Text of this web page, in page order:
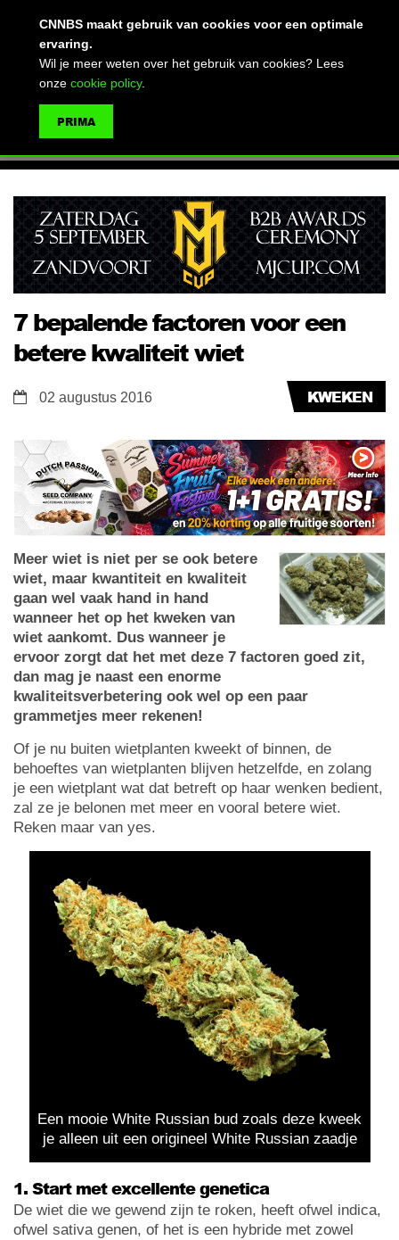
7 bepalende factoren voor een
betere kwaliteit wiet
KWEKEN
02 augustus 2016
Meer wiet is niet per se ook betere
wiet, maar kwantiteit en kwaliteit
gaan wel vaak hand in hand
wanneer het op het kweken van
wiet aankomt. Dus wanneer je
ervoor zorgt dat het met deze 7 factoren goed zit,
dan mag je naast een enorme
kwaliteitsverbetering ook wel op een paar
grammetjes meer rekenen!
Of je nu buiten wietplanten kweekt of binnen, de
behoeftes van wietplanten blijven hetzelfde, en zolang
je een wietplant wat dat betreft op haar wenken bedient,
zal ze je belonen met meer en vooral betere wiet.
Reken maar van yes.
Een mooie White Russian bud zoals deze kweek
je alleen uit een origineel White Russian zaadje
1. Start met excellente genetica
De wiet die we gewend zijn te roken, heeft ofwel indica,
ofwel sativa genen, of het is een hybride met zowel
CNNBS maakt gebruik van cookies voor een optimale
ervaring.
Wil je meer weten over het gebruik van cookies? Lees
onze cookie policy.
PRIMA